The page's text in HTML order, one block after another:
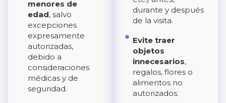
menores de
edad, salvo
excepciones
expresamente
autorizadas,
debido a
consideraciones
médicas y de
seguridad.
durante y después
de la visita.
Evite traer
objetos
innecesarios,
regalos, flores o
alimentos no
autorizados.